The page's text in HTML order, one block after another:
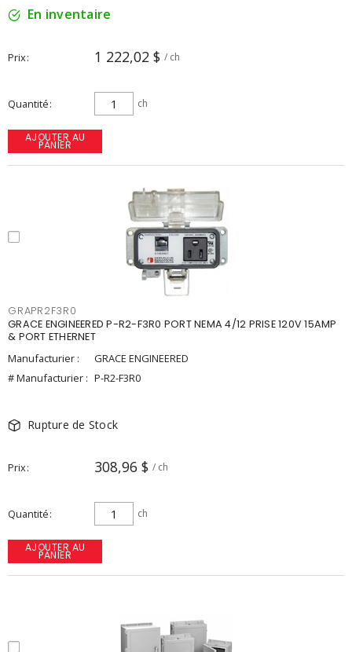
En inventaire
Prix 1 222,02 $ / ch
Quantité ch
AJOUTER AU
PANIER
GRAPR2F3R0
GRACE ENGINEERED P-R2-F3R0 PORT NEMA 4/12 PRISE 120V 15AMP
& PORT ETHERNET
Manufacturier :
GRACE ENGINEERED
# Manufacturier : P-R2-F3R0
Rupture de Stock
Prix 308,96 $ / ch
Quantité ch
AJOUTER AU
PANIER